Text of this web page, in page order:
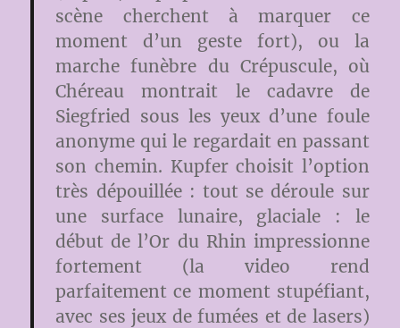
scène cherchent à marquer ce
moment d’un geste fort), ou la
marche funèbre du Crépuscule, où
Chéreau montrait le cadavre de
Siegfried sous les yeux d’une foule
anonyme qui le regardait en passant
son chemin. Kupfer choisit l’option
très dépouillée : tout se déroule sur
une surface lunaire, glaciale : le
début de l’Or du Rhin impressionne
fortement (la video rend
parfaitement ce moment stupéfiant,
avec ses jeux de fumées et de lasers)